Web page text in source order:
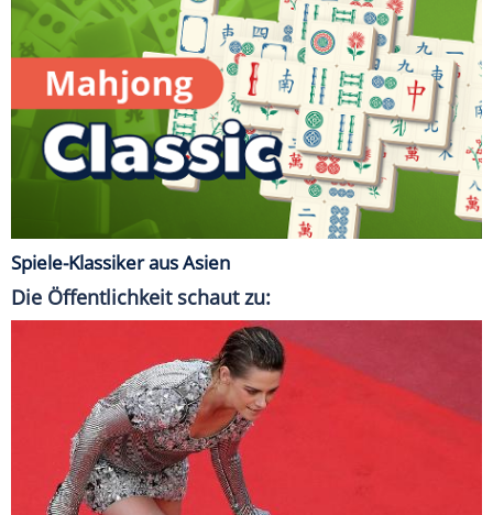
Spiele-Klassiker aus Asien
Die Öffentlichkeit schaut zu: